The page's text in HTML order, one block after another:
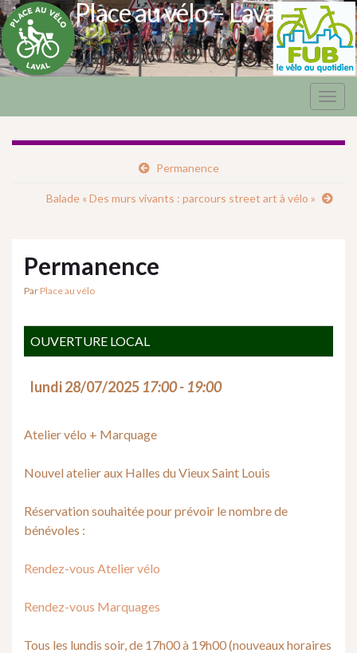
Place au vélo – Laval
Permanence
Balade « Des murs vivants : parcours street art à vélo »
Permanence
Par Place au vélo
OUVERTURE LOCAL
lundi 28/07/2025 17:00 - 19:00
Atelier vélo + Marquage
Nouvel atelier aux Halles du Vieux Saint Louis
Réservation souhaitée pour prévoir le nombre de
bénévoles :
Rendez-vous Atelier vélo
Rendez-vous Marquages
Tous les lundis soir, de 17h00 à 19h00 (nouveaux horaires